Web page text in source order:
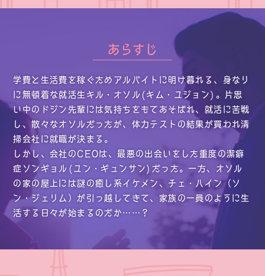
あらすじ
学費と生活費を稼ぐためアルバイトに明け暮れる、身なり
に無頓着な就活生キル・オソル(キム・ユジョン)。片思
い中のドジン先輩には気持ちをもてあそばれ、就活に苦戦
し、散々なオソルだったが、体力テストの結果が買われ清
掃会社に就職が決まる。
しかし、会社のCEOは、最悪の出会いをした重度の潔癖
症ソンギョル(ユン・ギュンサン)だった。一方、オソル
の家の屋上には謎の癒し系イケメン、チェ・ハイン（ソ
ン・ジェリム）が引っ越してきて、家族の一員のように生
活する日々が始まるのだか……？